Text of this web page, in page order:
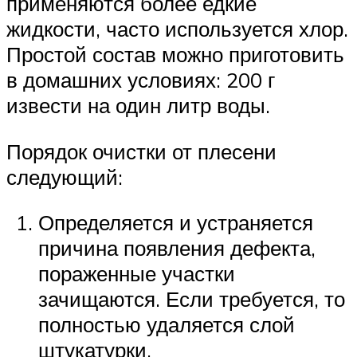
жидкости, часто используется хлор.
Простой состав можно приготовить
в домашних условиях: 200 г
извести на один литр воды.
Порядок очистки от плесени
следующий:
Определяется и устраняется
причина появления дефекта,
пораженные участки
зачищаются. Если требуется, то
полностью удаляется слой
штукатурки.